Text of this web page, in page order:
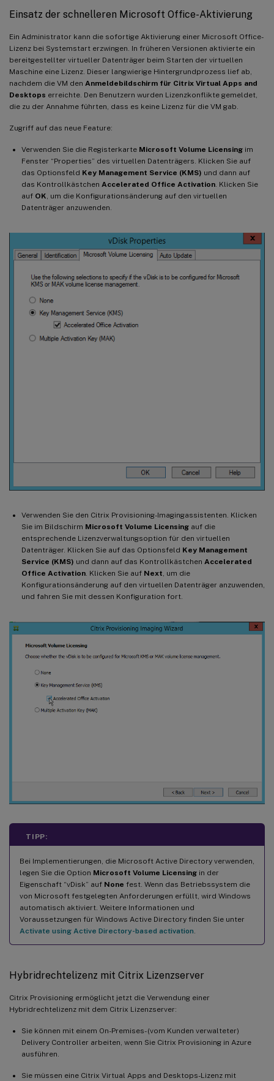
Einsatz der schnelleren Microsoft Office-Aktivierung
Ein Administrator kann die sofortige Aktivierung einer Microsoft Office-
Lizenz bei Systemstart erzwingen. In früheren Versionen aktivierte ein
bereitgestellter virtueller Datenträger beim Starten der virtuellen
Maschine eine Lizenz. Dieser langwierige Hintergrundprozess lief ab,
nachdem die VM den Anmeldebildschirm für Citrix Virtual Apps and
Desktops erreichte. Den Benutzern wurden Lizenzkonflikte gemeldet,
die zu der Annahme führten, dass es keine Lizenz für die VM gab.
Zugriff auf das neue Feature:
Verwenden Sie die Registerkarte Microsoft Volume Licensing im
Fenster “Properties” des virtuellen Datenträgers. Klicken Sie auf
das Optionsfeld Key Management Service (KMS) und dann auf
das Kontrollkästchen Accelerated Office Activation. Klicken Sie
auf OK, um die Konfigurationsänderung auf den virtuellen
Datenträger anzuwenden.
Verwenden Sie den Citrix Provisioning-Imagingassistenten. Klicken
Sie im Bildschirm Microsoft Volume Licensing auf die
entsprechende Lizenzverwaltungsoption für den virtuellen
Datenträger. Klicken Sie auf das Optionsfeld Key Management
Service (KMS) und dann auf das Kontrollkästchen Accelerated
Office Activation. Klicken Sie auf Next, um die
Konfigurationsänderung auf den virtuellen Datenträger anzuwenden,
und fahren Sie mit dessen Konfiguration fort.
TIPP:
Bei Implementierungen, die Microsoft Active Directory verwenden,
legen Sie die Option Microsoft Volume Licensing in der
Eigenschaft “vDisk” auf None fest. Wenn das Betriebssystem die
von Microsoft festgelegten Anforderungen erfüllt, wird Windows
automatisch aktiviert. Weitere Informationen und
Voraussetzungen für Windows Active Directory finden Sie unter
Activate using Active Directory-based activation.
Hybridrechtelizenz mit Citrix Lizenzserver
Citrix Provisioning ermöglicht jetzt die Verwendung einer
Hybridrechtelizenz mit dem Citrix Lizenzserver:
Sie können mit einem On-Premises- (vom Kunden verwalteter)
Delivery Controller arbeiten, wenn Sie Citrix Provisioning in Azure
ausführen.
Sie müssen eine Citrix Virtual Apps and Desktops-Lizenz mit